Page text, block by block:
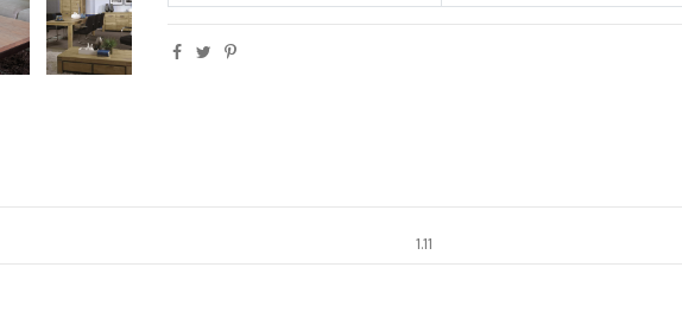
1.11